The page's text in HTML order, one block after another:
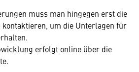
muss man hingegen erst die
kontaktieren, um die Unterlagen für
erfolgt online über die